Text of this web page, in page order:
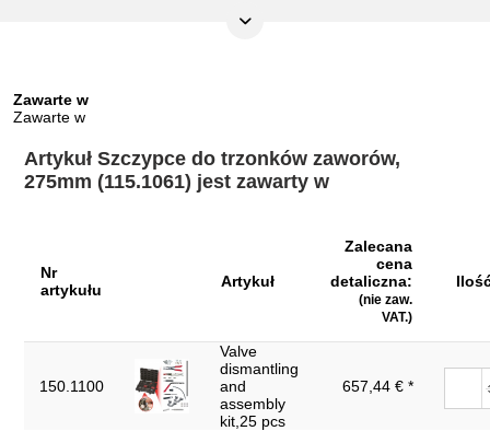
Kształt:
Materiał2: niklowany
rowkowany uchwyt
Waga w g: 380
Wysokość opakowania mm: 30
dł. częś. L2 w mm: 100.0
Zawarte w
Zawarte w
Artykuł Szczypce do trzonków zaworów,
275mm (115.1061) jest zawarty w
Nr
artykułu
Artykuł
Zalecana
cena
detaliczna:
(nie zaw.
VAT.)
150.1100
Valve
dismantling
and
assembly
kit,25 pcs
657,44 € *